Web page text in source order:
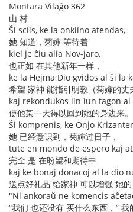
Montara Vilaĝo 362
山 村
Ŝi sciis, ke la onklino atendas,
她 知道，菊婶 等待着
kiel je ĉiu alia Nov-jaro,
也正如 在其他新年一样，
ke la Hejma Dio gvidos al ŝi la
希望 家神 能指引明敦（菊婶的丈
kaj rekondukos lin iun tagon al
使他某一天得以回到她的身边来。
Ŝi komprenis, ke Onjo
她 已经意识到，菊婶过日子，
tute en mondo de espero kaj
完全 是 在盼望和期待中
kaj ke bonaj donacoj al la dio
送点好礼品 给家神 可以增强 她的
"Ni ankoraŭ ne komencis
“我们 也还没有 买什么东西，” 我